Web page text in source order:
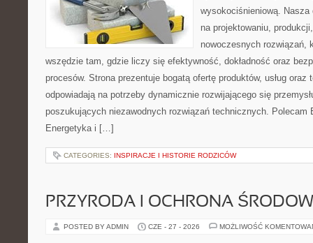
wysokociśnieniową. Nasza
na projektowaniu,
nowoczesnych rozwiązań,
wszędzie tam, gdzie liczy się efektywność, dokładność oraz
procesów. Strona prezentuje bogatą ofertę produktów, usług oraz
odpowiadają na potrzeby dynamicznie rozwijającego się
poszukujących niezawodnych rozwiązań technicznych. Polecam
Energetyka i […]
CATEGORIES: INSPIRACJE I HISTORIE RODZICÓW
PRZYRODA I OCHRONA
POSTED BY ADMIN CZE - 27 - 2026 MOŻLIWOŚĆ